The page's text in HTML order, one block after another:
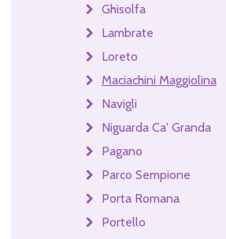
Ghisolfa
Lambrate
Loreto
Maciachini Maggiolina
Navigli
Niguarda Ca' Granda
Pagano
Parco Sempione
Porta Romana
Portello